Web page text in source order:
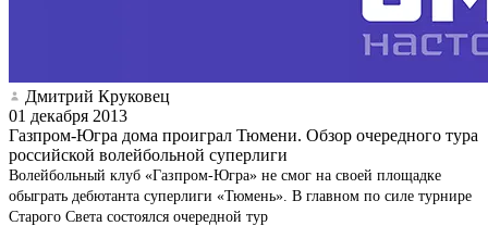
Дмитрий Круковец
01 декабря 2013
Газпром-Югра дома проиграл Тюмени. Обзор очередного тура
российской волейбольной суперлиги
Волейбольный клуб «Газпром-Югра» не смог на своей площадке
обыграть дебютанта суперлиги «Тюмень». В главном по силе турнире
Старого Света состоялся очередной тур